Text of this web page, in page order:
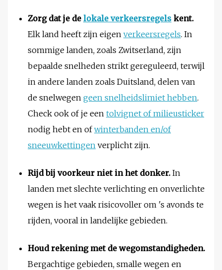
Zorg dat je de lokale verkeersregels kent.
Elk land heeft zijn eigen verkeersregels. In
sommige landen, zoals Zwitserland, zijn
bepaalde snelheden strikt gereguleerd, terwijl
in andere landen zoals Duitsland, delen van
de snelwegen geen snelheidslimiet hebben.
Check ook of je een tolvignet of milieusticker
nodig hebt en ofwinterbanden en/of
sneeuwkettingen verplicht zijn.
Rijd bij voorkeur niet in het donker. In
landen met slechte verlichting en onverlichte
wegen is het vaak risicovoller om 's avonds te
rijden, vooral in landelijke gebieden.
Houd rekening met de wegomstandigheden.
Bergachtige gebieden, smalle wegen en